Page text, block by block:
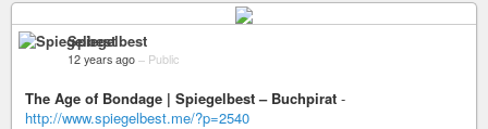
Spiegelbest
12 years ago – Public
The Age of Bondage | Spiegelbest – Buchpirat -
http://www.spiegelbest.me/?p=2540